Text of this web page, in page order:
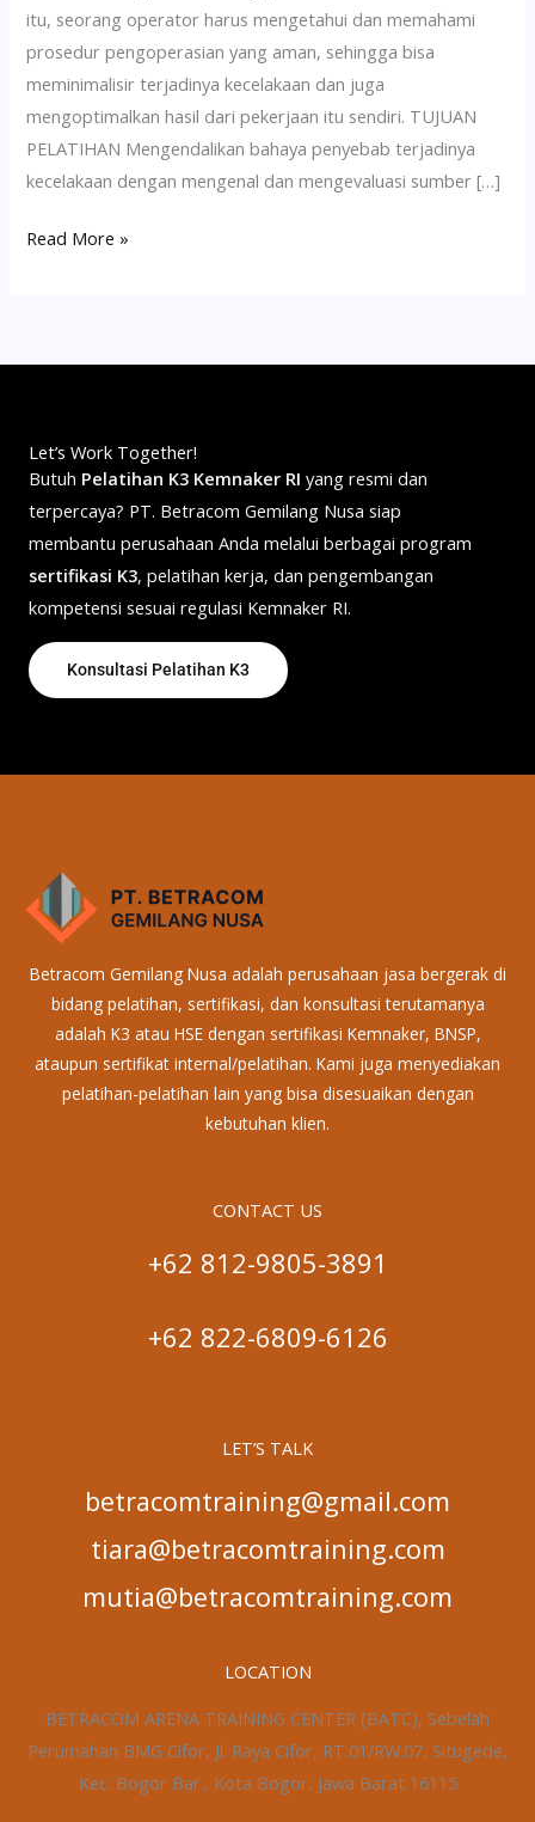
itu, seorang operator harus mengetahui dan memahami
prosedur pengoperasian yang aman, sehingga bisa
meminimalisir terjadinya kecelakaan dan juga
mengoptimalkan hasil dari pekerjaan itu sendiri. TUJUAN
PELATIHAN Mengendalikan bahaya penyebab terjadinya
kecelakaan dengan mengenal dan mengevaluasi sumber […]
Read More »
Let’s Work Together!
Butuh Pelatihan K3 Kemnaker RI yang resmi dan
terpercaya? PT. Betracom Gemilang Nusa siap
membantu perusahaan Anda melalui berbagai program
sertifikasi K3, pelatihan kerja, dan pengembangan
kompetensi sesuai regulasi Kemnaker RI.
Konsultasi Pelatihan K3
Betracom Gemilang Nusa adalah perusahaan jasa bergerak di
bidang pelatihan, sertifikasi, dan konsultasi terutamanya
adalah K3 atau HSE dengan sertifikasi Kemnaker, BNSP,
ataupun sertifikat internal/pelatihan. Kami juga menyediakan
pelatihan-pelatihan lain yang bisa disesuaikan dengan
kebutuhan klien.
CONTACT US
+62 812-9805-3891
+62 822-6809-6126
LET’S TALK
betracomtraining@gmail.com
tiara@betracomtraining.com
mutia@betracomtraining.com
LOCATION
BETRACOM ARENA TRAINING CENTER (BATC), Sebelah
Perumahan BMG Cifor, Jl. Raya Cifor, RT.01/RW.07, Situgede,
Kec. Bogor Bar., Kota Bogor, Jawa Barat 16115